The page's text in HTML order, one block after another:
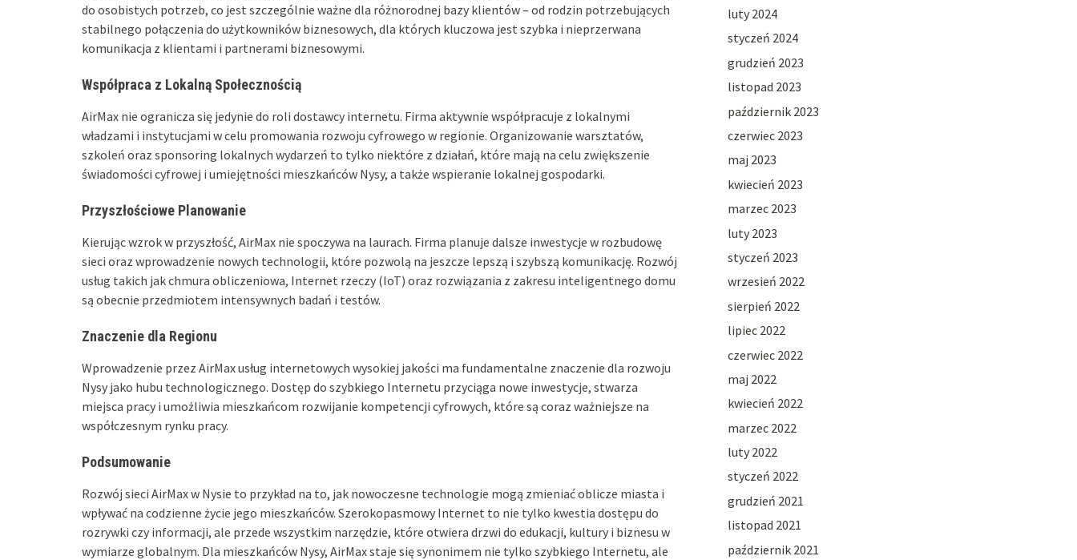
do osobistych potrzeb, co jest szczególnie ważne dla różnorodnej bazy klientów – od rodzin potrzebujących
stabilnego połączenia do użytkowników biznesowych, dla których kluczowa jest szybka i nieprzerwana
komunikacja z klientami i partnerami biznesowymi.
Współpraca z Lokalną Społecznością
AirMax nie ogranicza się jedynie do roli dostawcy internetu. Firma aktywnie współpracuje z lokalnymi
władzami i instytucjami w celu promowania rozwoju cyfrowego w regionie. Organizowanie warsztatów,
szkoleń oraz sponsoring lokalnych wydarzeń to tylko niektóre z działań, które mają na celu zwiększenie
świadomości cyfrowej i umiejętności mieszkańców Nysy, a także wspieranie lokalnej gospodarki.
Przyszłościowe Planowanie
Kierując wzrok w przyszłość, AirMax nie spoczywa na laurach. Firma planuje dalsze inwestycje w rozbudowę
sieci oraz wprowadzenie nowych technologii, które pozwolą na jeszcze lepszą i szybszą komunikację. Rozwój
usług takich jak chmura obliczeniowa, Internet rzeczy (IoT) oraz rozwiązania z zakresu inteligentnego domu
są obecnie przedmiotem intensywnych badań i testów.
Znaczenie dla Regionu
Wprowadzenie przez AirMax usług internetowych wysokiej jakości ma fundamentalne znaczenie dla rozwoju
Nysy jako hubu technologicznego. Dostęp do szybkiego Internetu przyciąga nowe inwestycje, stwarza
miejsca pracy i umożliwia mieszkańcom rozwijanie kompetencji cyfrowych, które są coraz ważniejsze na
współczesnym rynku pracy.
Podsumowanie
Rozwój sieci AirMax w Nysie to przykład na to, jak nowoczesne technologie mogą zmieniać oblicze miasta i
wpływać na codzienne życie jego mieszkańców. Szerokopasmowy Internet to nie tylko kwestia dostępu do
rozrywki czy informacji, ale przede wszystkim narzędzie, które otwiera drzwi do edukacji, kultury i biznesu w
wymiarze globalnym. Dla mieszkańców Nysy, AirMax staje się synonimem nie tylko szybkiego Internetu, ale
luty 2024
styczeń 2024
grudzień 2023
listopad 2023
październik 2023
czerwiec 2023
maj 2023
kwiecień 2023
marzec 2023
luty 2023
styczeń 2023
wrzesień 2022
sierpień 2022
lipiec 2022
czerwiec 2022
maj 2022
kwiecień 2022
marzec 2022
luty 2022
styczeń 2022
grudzień 2021
listopad 2021
październik 2021